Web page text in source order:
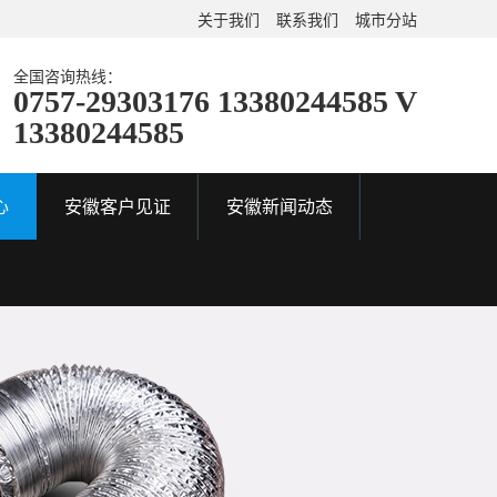
关于我们 联系我们 城市分站
全国咨询热线：
0757-29303176 13380244585 V
13380244585
安徽客户见证 安徽新闻动态